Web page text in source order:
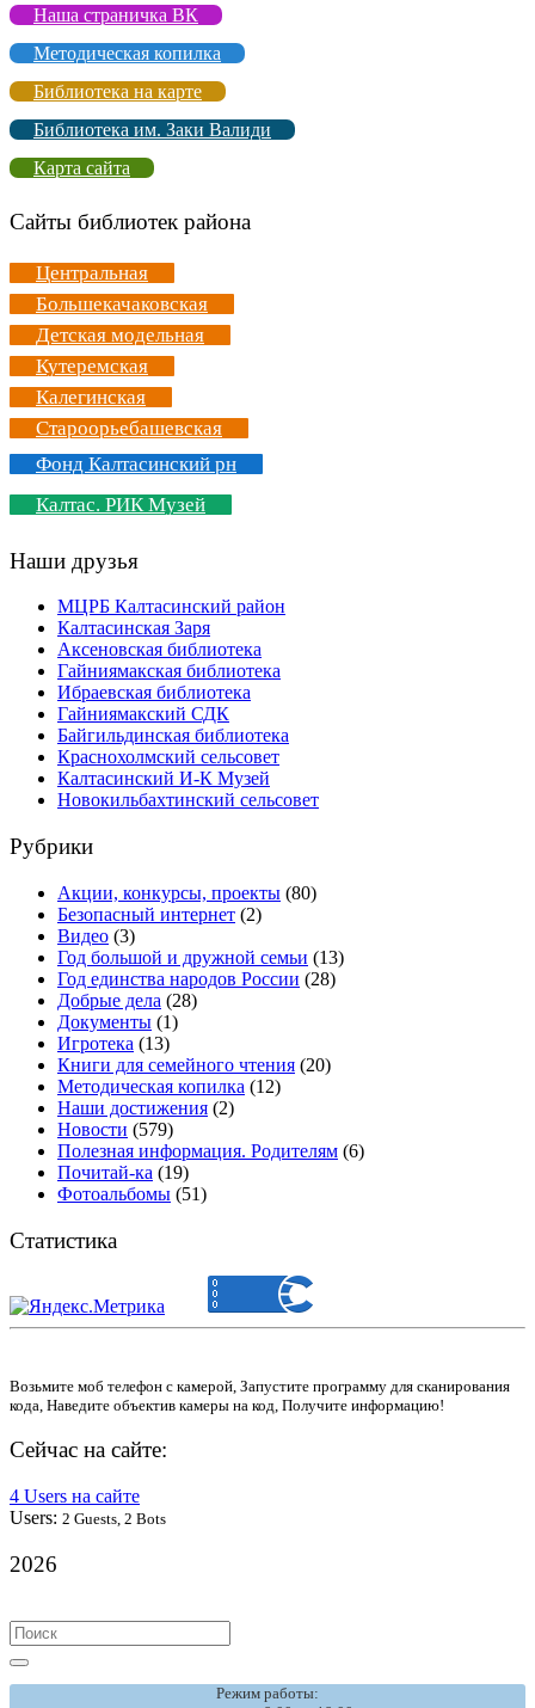
Наша страничка ВК
Методическая копилка
Библиотека на карте
Библиотека им. Заки Валиди
Карта сайта
Сайты библиотек района
Центральная
Большекачаковская
Детская модельная
Кутеремская
Калегинская
Староорьебашевская
Фонд Калтасинский рн
Калтас. РИК Музей
Наши друзья
МЦРБ Калтасинский район
Калтасинская Заря
Аксеновская библиотека
Гайниямакская библиотека
Ибраевская библиотека
Гайниямакский СДК
Байгильдинская библиотека
Краснохолмский сельсовет
Калтасинский И-К Музей
Новокильбахтинский сельсовет
Рубрики
Акции, конкурсы, проекты (80)
Безопасный интернет (2)
Видео (3)
Год большой и дружной семьи (13)
Год единства народов России (28)
Добрые дела (28)
Документы (1)
Игротека (13)
Книги для семейного чтения (20)
Методическая копилка (12)
Наши достижения (2)
Новости (579)
Полезная информация. Родителям (6)
Почитай-ка (19)
Фотоальбомы (51)
Статистика
Возьмите моб телефон с камерой, Запустите программу для сканирования
кода, Наведите объектив камеры на код, Получите информацию!
Сейчас на сайте:
4 Users на сайте
Users: 2 Guests, 2 Bots
2026
Search
for:
Режим работы: